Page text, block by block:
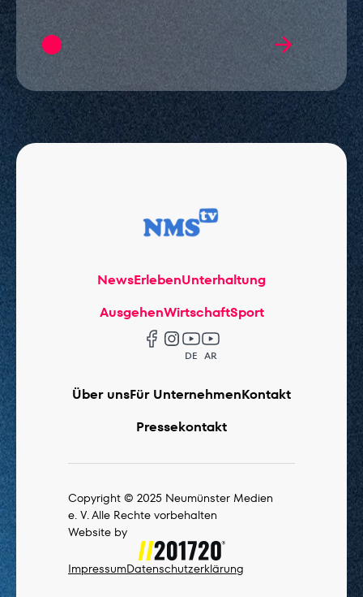
NewsErlebenUnterhaltung
AusgehenWirtschaftSport
DE AR
Über unsFür UnternehmenKontakt
Pressekontakt
Copyright © 2025 Neumünster Medien
e. V. Alle Rechte vorbehalten
Website by
ImpressumDatenschutzerklärung